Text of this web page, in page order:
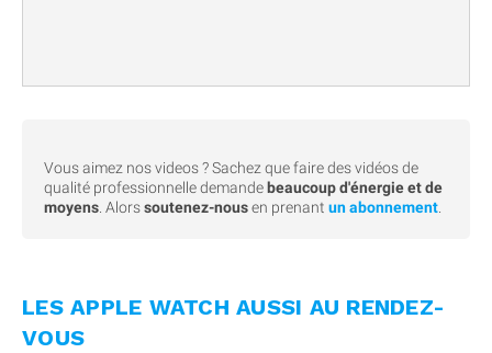
Vous aimez nos videos ? Sachez que faire des vidéos de
qualité professionnelle demande beaucoup d'énergie et de
moyens . Alorssoutenez-nousen prenant un abonnement
LES APPLE WATCH AUSSI AU RENDEZ-
VOUS